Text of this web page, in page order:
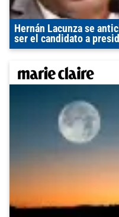
Hernán Lacunza se
ser el candidato a